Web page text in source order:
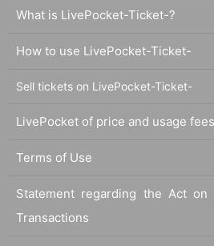
What is LivePocket-Ticket-?
How to use LivePocket-Ticket-
Sell tickets on LivePocket-Ticket-
LivePocket of price and usage fees
Terms of Use
Statement regarding the Act on
Transactions